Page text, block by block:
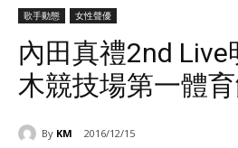
歌手動態 女性聲優
內田真禮2nd
木競技場第一體
By KM 2016/12/15